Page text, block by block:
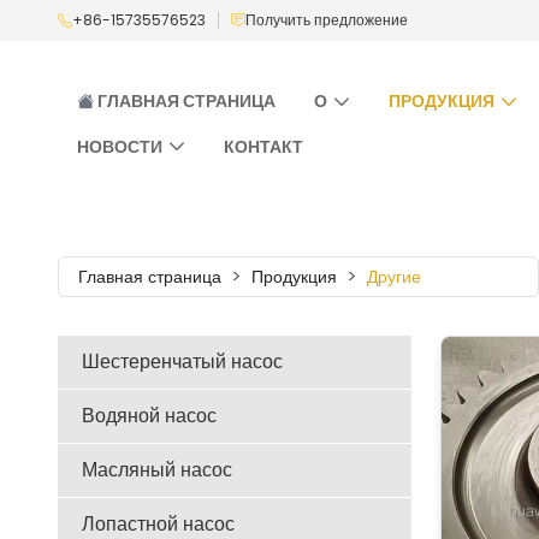
+86-15735576523 Получить предложение
ГЛАВНАЯ СТРАНИЦА О
ПРОДУКЦИЯ
НОВОСТИ
КОНТАКТ
Главная страница Продукция Другие
Шестеренчатый насос
Водяной насос
Масляный насос
Лопастной насос